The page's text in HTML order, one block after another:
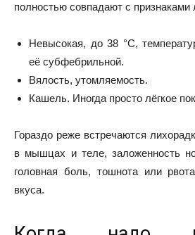
полностью совпадают с признаками
Невысокая, до 38 °C,
её субфебрильной.
Вялость, утомляемость.
Кашель. Иногда просто лёгкое
Гораздо реже встречаются
в мышцах и теле, заложенность
головная боль, тошнота или
вкуса.